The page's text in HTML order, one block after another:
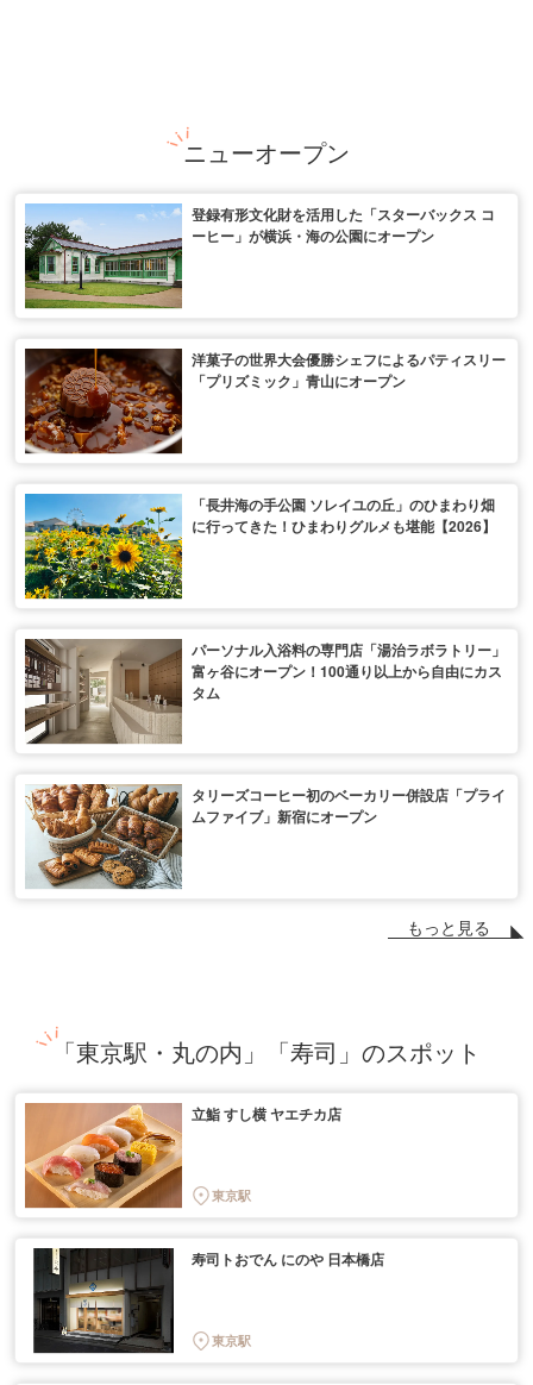
ニューオープン
登録有形文化財を活用した「スターバックス コ
ーヒー」が横浜・海の公園にオープン
洋菓子の世界大会優勝シェフによるパティスリー
「プリズミック」青山にオープン
「長井海の手公園 ソレイユの丘」のひまわり畑
に行ってきた！ひまわりグルメも堪能【2026】
パーソナル入浴料の専門店「湯治ラボラトリー」
富ヶ谷にオープン！100通り以上から自由にカス
タム
タリーズコーヒー初のベーカリー併設店「プライ
ムファイブ」新宿にオープン
もっと見る
「東京駅・丸の内」「寿司」のスポット
立鮨 すし横 ヤエチカ店
東京駅
寿司トおでん にのや 日本橋店
東京駅